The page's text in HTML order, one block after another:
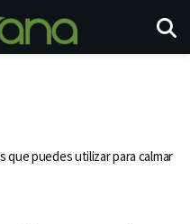
que puedes utilizar para calmar